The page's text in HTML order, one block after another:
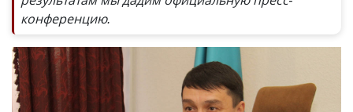
конференцию.